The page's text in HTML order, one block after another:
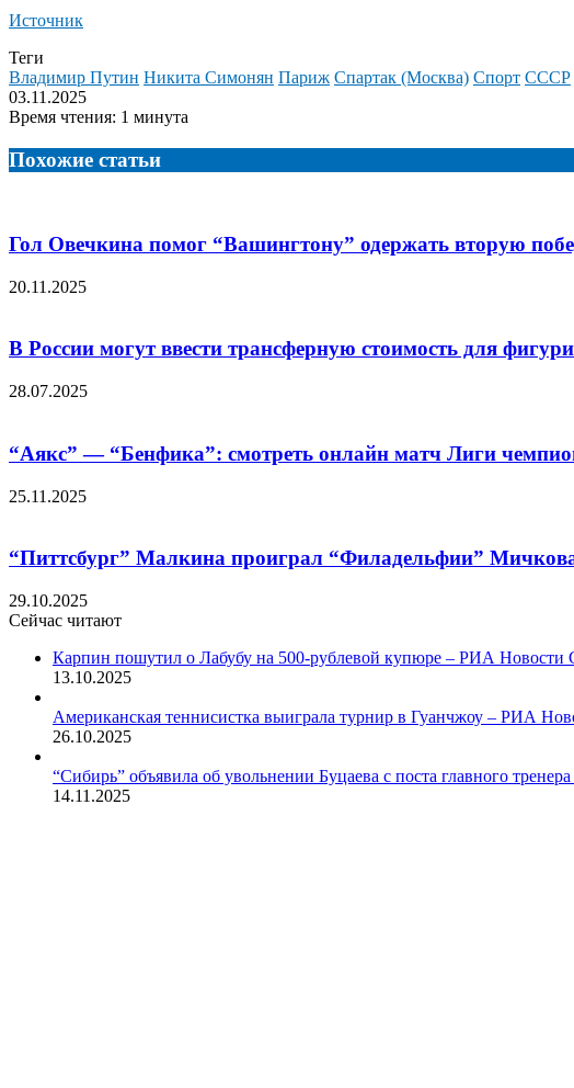
Источник
Теги
Владимир Путин Никита Симонян Париж Спартак (Москва) Спорт СССР
03.11.2025
Время чтения: 1 минута
Похожие статьи
Гол Овечкина помог “Вашингтону” одержать вторую
20.11.2025
В России могут ввести трансферную стоимость для
28.07.2025
“Аякс” — “Бенфика”: смотреть онлайн матч Лиги
25.11.2025
“Питтсбург” Малкина проиграл “Филадельфии”
29.10.2025
Сейчас читают
Карпин пошутил о Лабубу на 500-рублевой купюре – РИА Новости
13.10.2025
Американская теннисистка выиграла турнир в Гуанчжоу – РИА
26.10.2025
“Сибирь” объявила об увольнении Буцаева с поста главного
14.11.2025